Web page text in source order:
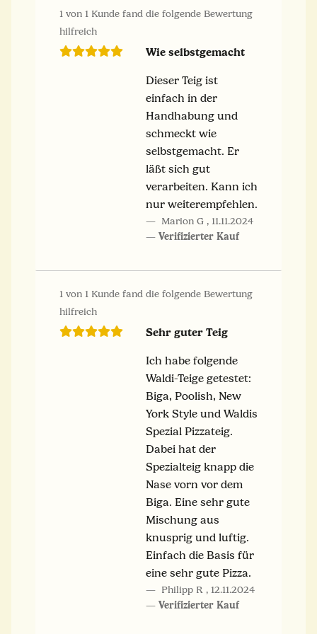
1 von 1 Kunde fand die folgende Bewertung
hilfreich
Wie selbstgemacht
Dieser Teig ist
einfach in der
Handhabung und
schmeckt wie
selbstgemacht. Er
läßt sich gut
verarbeiten. Kann ich
nur weiterempfehlen.
Marion G , 11.11.2024
Verifizierter Kauf
1 von 1 Kunde fand die folgende Bewertung
hilfreich
Sehr guter Teig
Ich habe folgende
Waldi-Teige getestet:
Biga, Poolish, New
York Style und Waldis
Spezial Pizzateig.
Dabei hat der
Spezialteig knapp die
Nase vorn vor dem
Biga. Eine sehr gute
Mischung aus
knusprig und luftig.
Einfach die Basis für
eine sehr gute Pizza.
Philipp R , 12.11.2024
Verifizierter Kauf